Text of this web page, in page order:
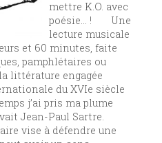
mettre K.O. avec
poésie… ! Une
lecture musicale
et 60 minutes, faite
pamphlétaires ou
littérature engagée
du XVIe siècle
j’ai pris ma plume
Jean-Paul Sartre.
vise à défendre une